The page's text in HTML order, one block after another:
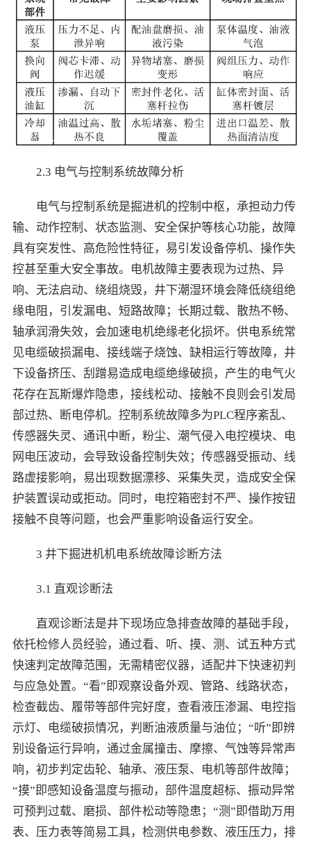
2.3 电气与控制系统故障分析
电气与控制系统是掘进机的控制中枢，承担动力传
输、动作控制、状态监测、安全保护等核心功能，故障
具有突发性、高危险性特征，易引发设备停机、操作失
控甚至重大安全事故。电机故障主要表现为过热、异
响、无法启动、绕组烧毁，井下潮湿环境会降低绕组绝
缘电阻，引发漏电、短路故障；长期过载、散热不畅、
轴承润滑失效，会加速电机绝缘老化损坏。供电系统常
见电缆破损漏电、接线端子烧蚀、缺相运行等故障，井
下设备挤压、刮蹭易造成电缆绝缘破损，产生的电气火
花存在瓦斯爆炸隐患，接线松动、接触不良则会引发局
部过热、断电停机。控制系统故障多为PLC程序紊乱、
传感器失灵、通讯中断，粉尘、潮气侵入电控模块、电
网电压波动，会导致设备控制失效；传感器受振动、线
路虚接影响，易出现数据漂移、采集失灵，造成安全保
护装置误动或拒动。同时，电控箱密封不严、操作按钮
接触不良等问题，也会严重影响设备运行安全。
3 井下掘进机机电系统故障诊断方法
3.1 直观诊断法
直观诊断法是井下现场应急排查故障的基础手段，
依托检修人员经验，通过看、听、摸、测、试五种方式
快速判定故障范围，无需精密仪器，适配井下快速初判
与应急处置。“看”即观察设备外观、管路、线路状态，
检查截齿、履带等部件完好度，查看液压渗漏、电控指
示灯、电缆破损情况，判断油液质量与油位；“听”即辨
别设备运行异响，通过金属撞击、摩擦、气蚀等异常声
响，初步判定齿轮、轴承、液压泵、电机等部件故障；
“摸”即感知设备温度与振动，部件温度超标、振动异常
可预判过载、磨损、部件松动等隐患；“测”即借助万用
表、压力表等简易工具，检测供电参数、液压压力，排